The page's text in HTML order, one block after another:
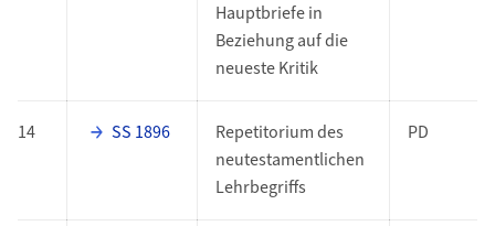
Hauptbriefe in
Beziehung auf die
neueste Kritik
14 SS 1896
Repetitorium des
neutestamentlichen
Lehrbegriffs
PD